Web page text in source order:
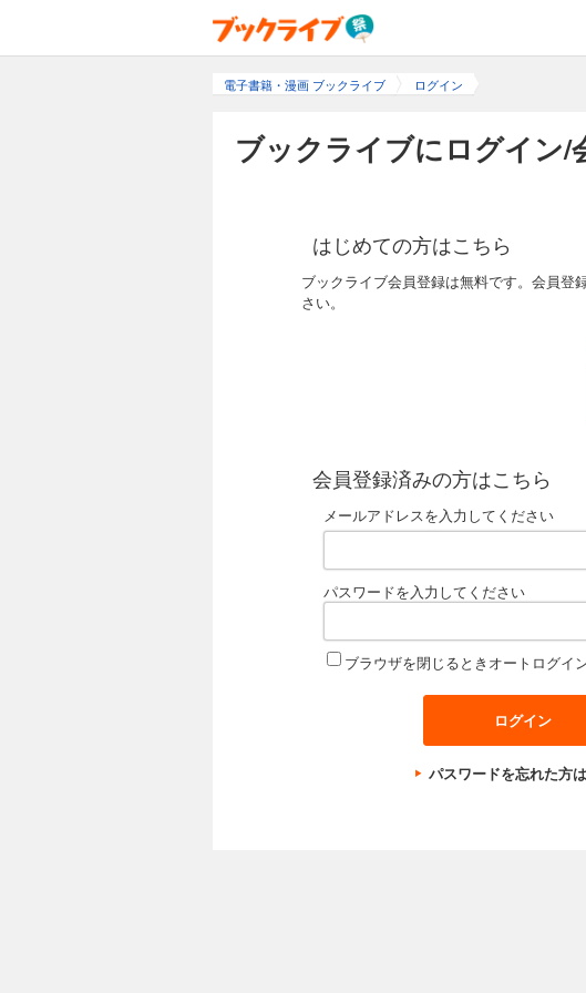
電子書籍・漫画 ブックライブ ログイン
ブックライブにログイン/
はじめての方はこちら
ブックライブ会員登録は無料です。会員登
さい。
会員登録済みの方はこちら
メールアドレスを入力してください
パスワードを入力してください
ブラウザを閉じるときオートログイ
パスワードを忘れた方